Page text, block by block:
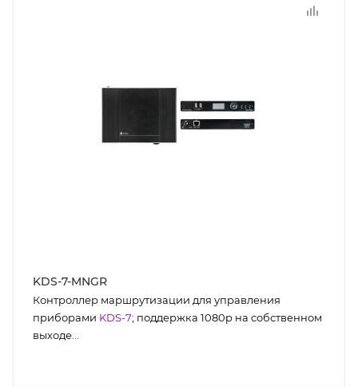
KDS-7-MNGR
Контроллер маршрутизации для управления
приборами KDS-7; поддержка 1080p на собственном
выходе...